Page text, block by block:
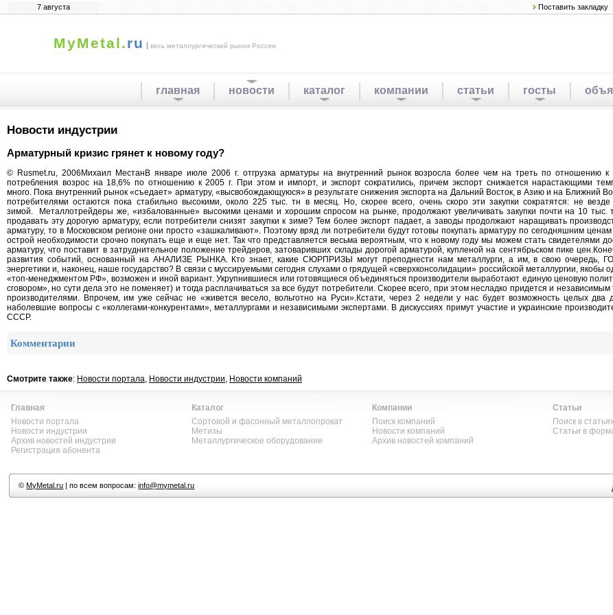
7 августа Поставить закладку
MyMetal.ru | весь металлургический рынок России
главная новости каталог компании статьи госты
Новости индустрии
Арматурный кризис грянет к новому году?
© Rusmet.ru, 2006Михаил МестанВ январе июле 2006 г. отгрузка арматуры на внутренний рынок возросла более чем на треть по отношению к
потребления возрос на 18,6% по отношению к 2005 г. При этом и импорт, и экспорт сократились, причем экспорт снижается нарастающими
много. Пока внутренний рынок «съедает» арматуру, «высвобождающуюся» в результате снижения экспорта на Дальний Восток, в Азию и на Ближний
потребителями остаются пока стабильно высокими, около 225 тыс. тн в месяц. Но, скорее всего, очень скоро эти закупки сократятся: не
зимой. Металлотрейдеры же, «избалованные» высокими ценами и хорошим спросом на рынке, продолжают увеличивать закупки почти на 10 тыс.
продавать эту дорогую арматуру, если потребители снизят закупки к зиме? Тем более экспорт падает, а заводы продолжают наращивать
арматуру, то в Московском регионе они просто «зашкаливают». Поэтому вряд ли потребители будут готовы покупать арматуру по сегодняшним
острой необходимости срочно покупать еще и еще нет. Так что представляется весьма вероятным, что к новому году мы можем стать свидетелями
арматуру, что поставит в затруднительное положение трейдеров, затоваривших склады дорогой арматурой, купленой на сентябрьском пике
развития событий, основанный на АНАЛИЗЕ РЫНКА. Кто знает, какие СЮРПРИЗЫ могут преподнести нам металлурги, а им, в свою очередь,
энергетики и, наконец, наше государство? В связи с муссируемыми сегодня слухами о грядущей «сверхконсолидации» российской металлургии, якобы
«топ-менеджментом РФ», возможен и иной вариант. Укрупнившиеся или готовящиеся объединяться производители выработают единую ценовую
сговором», но сути дела это не поменяет) и тогда расплачиваться за все будут потребители. Скорее всего, при этом несладко придется и
производителями. Впрочем, им уже сейчас не «живется весело, вольготно на Руси».Кстати, через 2 недели у нас будет возможность целых
наболевшие вопросы с «коллегами-конкурентами», металлургами и независимыми экспертами. В дискуссиях примут участие и украинские
СССР.
Комментарии
Смотрите также: Новости портала, Новости индустрии, Новости компаний
Главная
Новости портала
Новости индустрии
Архив новостей индустрии
Регистрация абонента
Каталог
Сортовой и фасонный металлопрокат
Метизы
Металлургическое оборудование
Компании
Поиск компаний
Новости компаний
Архив новостей компаний
Статьи
Поиск в
Статьи в
©MyMetal.ru | по всем вопросам:info@mymetal.ru